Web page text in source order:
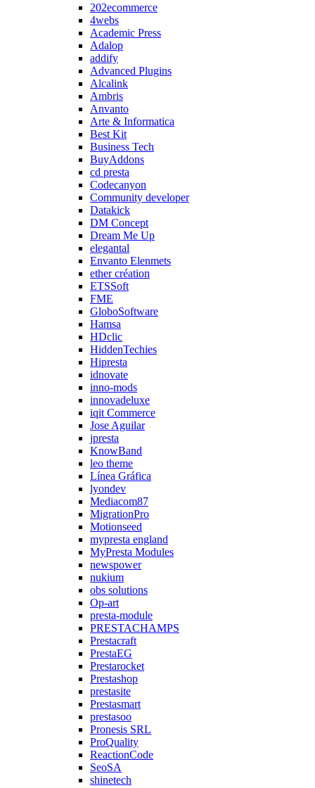
202ecommerce
4webs
Academic Press
Adalop
addify
Advanced Plugins
Alcalink
Ambris
Anvanto
Arte & Informatica
Best Kit
Business Tech
BuyAddons
cd presta
Codecanyon
Community developer
Datakick
DM Concept
Dream Me Up
elegantal
Envanto Elenmets
ether création
ETSSoft
FME
GloboSoftware
Hamsa
HDclic
HiddenTechies
Hipresta
idnovate
inno-mods
innovadeluxe
iqit Commerce
Jose Aguilar
jpresta
KnowBand
leo theme
Línea Gráfica
lyondev
Mediacom87
MigrationPro
Motionseed
mypresta england
MyPresta Modules
newspower
nukium
obs solutions
Op-art
presta-module
PRESTACHAMPS
Prestacraft
PrestaEG
Prestarocket
Prestashop
prestasite
Prestasmart
prestasoo
Pronesis SRL
ProQuality
ReactionCode
SeoSA
shinetech